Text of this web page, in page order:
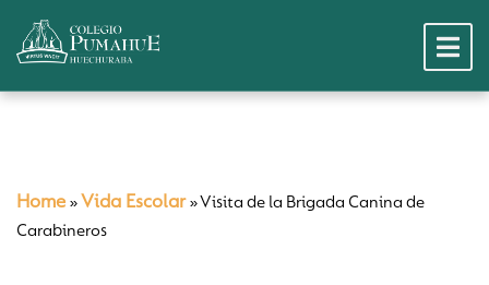
Home » Vida Escolar»Visita de la Brigada Canina de
Carabineros